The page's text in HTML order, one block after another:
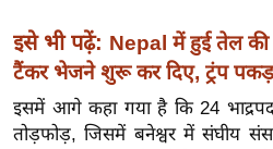
मि
सा
ल
श
इसे भी पढ़ें: Nepal में हुई तेल की
टैंकर भेजने शुरू कर दिए, ट्रंप
इसमें आगे कहा गया है कि 24
तोड़फोड़, जिसमें बनेश्वर में संघीय